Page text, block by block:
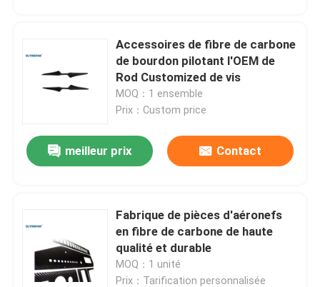
Accessoires de fibre de carbone
de bourdon pilotant l'OEM de
Rod Customized de vis
MOQ：1 ensemble
Prix：Custom price
meilleur prix Contact
Fabrique de pièces d'aéronefs
en fibre de carbone de haute
qualité et durable
MOQ：1 unité
Prix：Tarification personnalisée